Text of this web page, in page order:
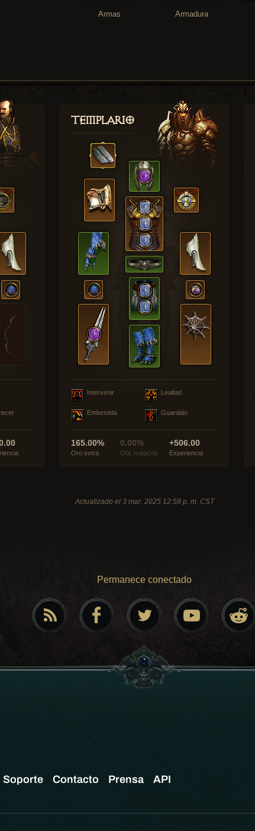
Armas Armadura
Templario
Intervenir Lealtad
Embestida Guardián
165.00%
Oro extra
0.00%
Obj. mágicos
+506.00
Experiencia
Actualizado el 3 mar. 2025 12:58 p. m. CST
Permanece conectado